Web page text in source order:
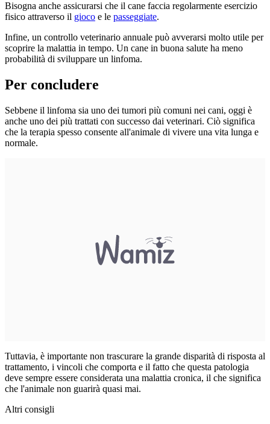
Bisogna anche assicurarsi che il cane faccia regolarmente esercizio
fisico attraverso il gioco e le passeggiate.
Infine, un controllo veterinario annuale può avverarsi molto utile per
scoprire la malattia in tempo. Un cane in buona salute ha meno
probabilità di sviluppare un linfoma.
Per concludere
Sebbene il linfoma sia uno dei tumori più comuni nei cani, oggi è
anche uno dei più trattati con successo dai veterinari. Ciò significa
che la terapia spesso consente all'animale di vivere una vita lunga e
normale.
Tuttavia, è importante non trascurare la grande disparità di risposta al
trattamento, i vincoli che comporta e il fatto che questa patologia
deve sempre essere considerata una malattia cronica, il che significa
che l'animale non guarirà quasi mai.
Altri consigli